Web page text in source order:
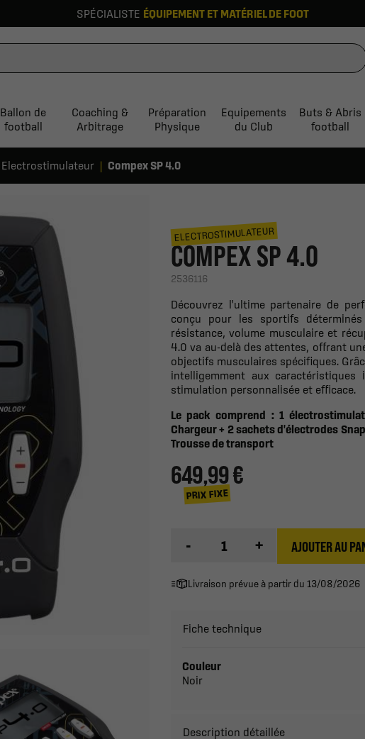
SPÉCIALISTE ÉQUIPEMENT ET MATÉRIEL DE FOOT
Ballon de
football
Coaching &
Arbitrage
Préparation
Physique
Equipements
du Club
Buts & Abris
football
Electrostimulateur Compex SP 4.0
ELECTROSTIMULATEUR
COMPEX SP 4.0
2536116
Découvrez l'ultime partenaire de
conçu pour les sportifs
résistance, volume musculaire et
4.0 va au-delà des attentes, offrant
objectifs musculaires spécifiques.
intelligemment aux
stimulation personnalisée et efficace.
Le pack comprend : 1
Chargeur + 2 sachets d'électrodes
Trousse de transport
649,99 €
PRIX FIXE
- + AJOUTER AU
Livraison prévue à partir du 13/08/2026
Fiche technique
Couleur
Noir
Description détaillée